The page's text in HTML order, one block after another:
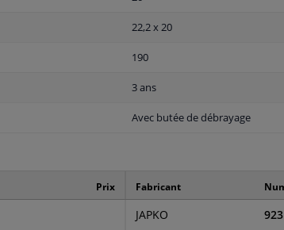
22,2 x 20
190
3 ans
Avec butée de débrayage
Prix Fabricant
JAPKO